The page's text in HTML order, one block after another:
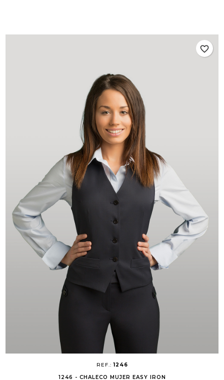
REF.:1246
1246 - CHALECO MUJER EASY IRON
favorite_border